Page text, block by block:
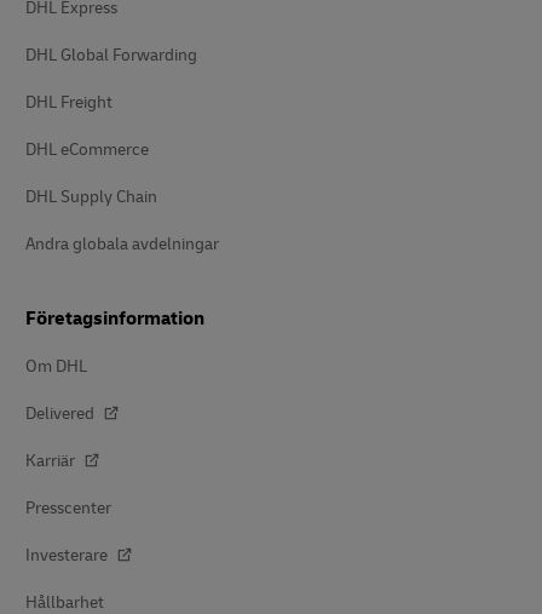
DHL Express
DHL Global Forwarding
DHL Freight
DHL eCommerce
DHL Supply Chain
Andra globala avdelningar
Företagsinformation
Om DHL
Delivered
Karriär
Presscenter
Investerare
Hållbarhet